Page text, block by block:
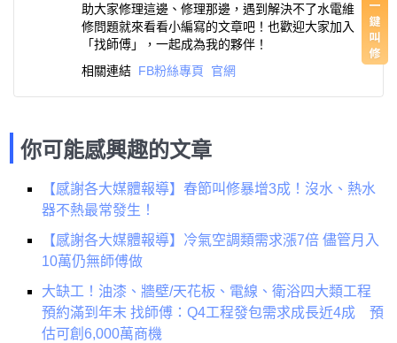
助大家修理這邊、修理那邊，遇到解決不了水電維
修問題就來看看小編寫的文章吧！也歡迎大家加入
「找師傅」，一起成為我的夥伴！
相關連結 FB粉絲專頁 官網
你可能感興趣的文章
【感謝各大媒體報導】春節叫修暴增3成！沒水、熱水
器不熱最常發生！
【感謝各大媒體報導】冷氣空調類需求漲7倍 儘管月入
10萬仍無師傅做
大缺工！油漆、牆壁/天花板、電線、衛浴四大類工程
預約滿到年末 找師傅：Q4工程發包需求成長近4成 預
估可創6,000萬商機